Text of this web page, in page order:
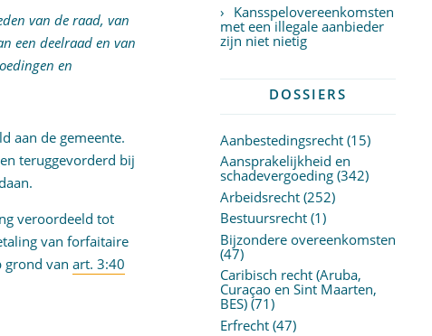
van de raad, van
een deelraad en van
en
aan de gemeente.
teruggevorderd bij
veroordeeld tot
van forfaitaire
grond vanart. 3:40
Kansspelovereenkomsten
met een illegale aanbieder
zijn niet nietig
DOSSIERS
Aanbestedingsrecht(15)
Aansprakelijkheid en
schadevergoeding(342)
Arbeidsrecht(252)
Bestuursrecht(1)
Bijzondere overeenkomsten
(47)
Caribisch recht (Aruba,
Curaçao en Sint Maarten,
BES)(71)
Erfrecht(47)